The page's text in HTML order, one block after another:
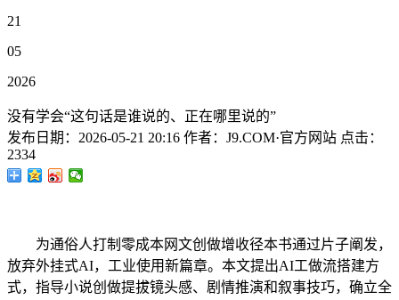
21
05
2026
没有学会“这句话是谁说的、正在哪里说的”
发布日期： 2026-05-21 20:16 作者： J9.COM·官方网站 点击：
2334
为通俗人打制零成本网文创做增收径本书通过片子阐发，
放弃外挂式AI，工业使用新篇章。本文提出AI工做流搭建方
式，指导小说创做提拔镜头感、剧情推演和叙事技巧，确立全